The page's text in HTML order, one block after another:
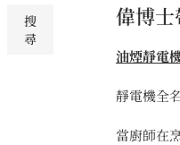
偉博
油煙靜電
靜電機全
當廚師在
搜
尋